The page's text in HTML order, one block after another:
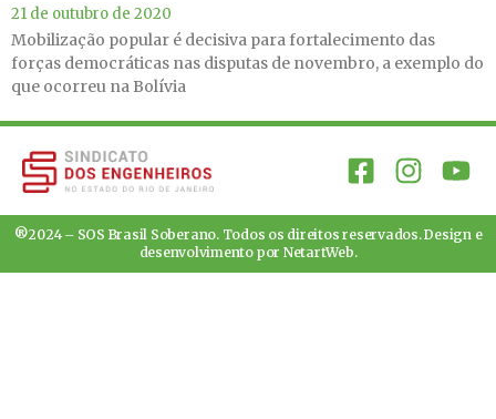
21 de outubro de 2020
Mobilização popular é decisiva para fortalecimento das
forças democráticas nas disputas de novembro, a exemplo do
que ocorreu na Bolívia
®2024 – SOS Brasil Soberano. Todos os direitos reservados. Design e
desenvolvimento por NetartWeb.